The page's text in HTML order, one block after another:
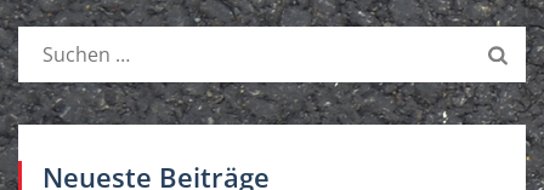
c
e
Neueste Beiträge